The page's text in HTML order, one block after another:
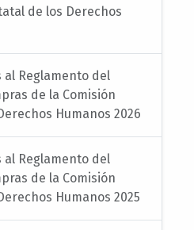
de los Derechos
al Reglamento del
de la Comisión
Humanos 2026
al Reglamento del
de la Comisión
Humanos 2025